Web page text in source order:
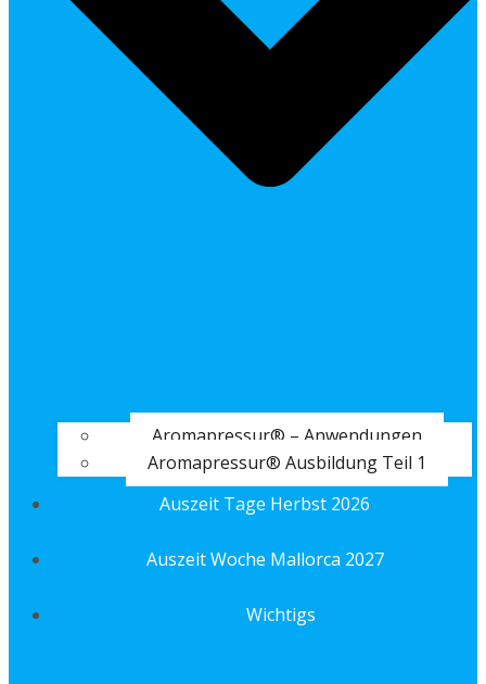
Aromapressur® – Anwendungen
Aromapressur® Ausbildung Teil 1
Auszeit Tage Herbst 2026
Auszeit Woche Mallorca 2027
Wichtigs